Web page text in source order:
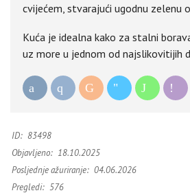
cvijećem, stvarajući ugodnu zelenu
Kuća je idealna kako za stalni
uz more u jednom od najslikovitijih
ID: 83498
Objavljeno: 18.10.2025
Posljednje ažuriranje: 04.06.2026
Pregledi: 576